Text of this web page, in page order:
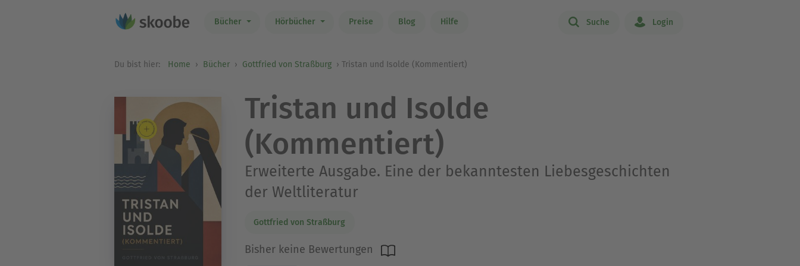
Bücher Hörbücher Preise Blog Hilfe Suche Login
Du bist hier: Home Bücher Gottfried von Straßburg Tristan und Isolde (Kommentiert)
Tristan und Isolde
(Kommentiert)
Erweiterte Ausgabe. Eine der bekanntesten Liebesgeschichten
der Weltliteratur
Gottfried von Straßburg
Bisher keine Bewertungen